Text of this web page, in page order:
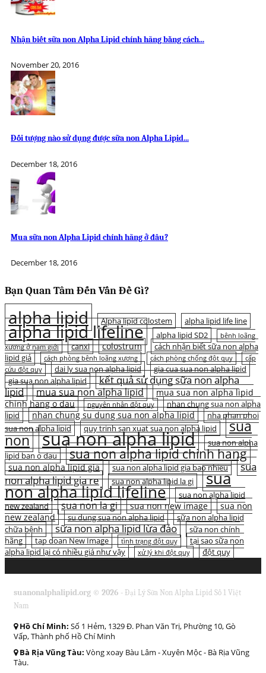
Nhận biết sữa non Alpha Lipid chính hãng bằng cách...
November 20, 2016
Đối tượng nào sử dụng được sữa non Alpha Lipid...
December 18, 2016
Mua sữa non Alpha Lipid chính hãng ở đâu?
December 18, 2016
Bạn Quan Tâm Đến Vấn Đề Gì?
alpha lipid Alpha lipid colostem alpha lipid life line
alpha lipid lifeline alpha lipid SD2
bệnh loãng
xương ở nam giới
canxi colostrum
cách nhận biết sữa non alpha
lipid giả
cách phòng bệnh loãng xương cách phòng chống đột quỵ
cấp
cứu đột quỵ
dai ly sua non alpha lipid
gia cua sua non alpha lipid
gia sua non alpha lipid
kết quả sử dụng sữa non alpha
lipid
mua sua non alpha lipid
mua sua non alpha lipid
chinh hang o dau
nguyên nhân đột quỵ
nhan chung sua non alpha
lipid
nhan chung su dung sua non alpha lipid
nha phan phoi
sua non alpha lipid
quy trinh san xuat sua non alpha lipid sua
non sua non alpha lipid
sua non alpha
lipid ban o dau
sua non alpha lipid chinh hang
sua non alpha lipid gia sua non alpha lipid gia bao nhieu
sua
non alpha lipid gia re
sua non alpha lipid la gi sua
non alpha lipid lifeline
sua non alpha lipid
new zealand
sua non la gi sua non new image
sua non
new zealand
su dung sua non alpha lipid
sữa non alpha lipid
chữa bệnh
sữa non alpha lipid lừa đảo
sữa non chính
hãng
tap doan New Image tình trạng đột quỵ
tại sao sữa non
alpha lipid lại có nhiều giá như vậy
xử lý khi đột quỵ đột quỵ
suanonalphalipid.org © 2026 - Đại Lý Sữa Non Alpha Lipid Số 1 Việt
Nam
Hồ Chí Minh: Số 1 Hẻm, 1329 Đ. Phan Văn Trị, Phường 10, Gò
Vấp, Thành phố Hồ Chí Minh
Bà Rịa Vũng Tàu: Vòng xoay Bàu Lâm - Xuyên Mộc - Bà Rịa Vũng
Tàu.